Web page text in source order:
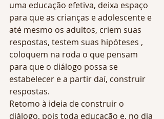
uma educação efetiva, deixa espaço
para que as crianças e adolescente e
até mesmo os adultos, criem suas
respostas, testem suas hipóteses ,
coloquem na roda o que pensam
para que o diálogo possa se
estabelecer e a partir daí, construir
respostas.
Retomo à ideia de construir o
diálogo, pois toda educação e, no dia